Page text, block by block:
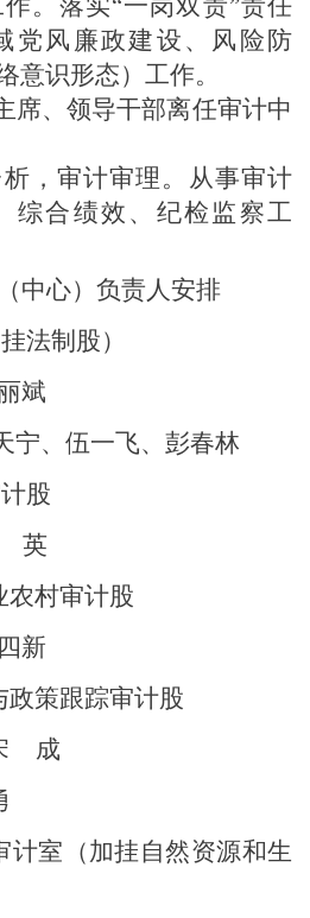
党风廉政建设、风险防
意识形态）工作。
席、领导干部离任审计中
，审计审理。从事审计
综合绩效、 纪检 监察工
（中心）负责人 安排
挂法制股）
斌
宁、伍一飞、彭春林
股
英
农村审计股
新
政策跟踪审计股
成
计室 （加挂自然资源和生